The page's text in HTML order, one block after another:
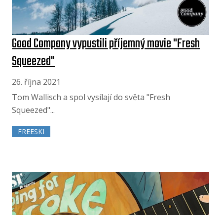
Good Company vypustili příjemný movie "Fresh
Squeezed"
26. října 2021
Tom Wallisch a spol vysílají do světa "Fresh
Squeezed"...
FREESKI